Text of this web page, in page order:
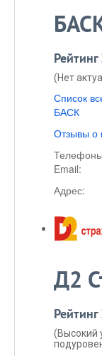
(Нет
Список
БАСК
Отзывы о
Email:
Адрес:
Д2
(Высокий